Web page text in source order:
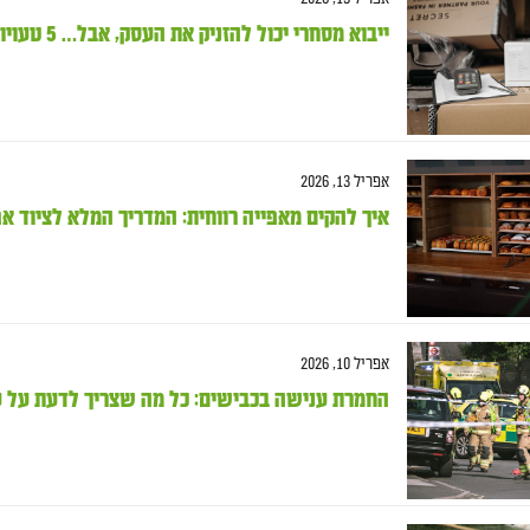
ייבוא מסחרי יכול להזניק את העסק, אבל… 5 טעויות שמעכבות לכם את הסחורה במכס
אפריל 13, 2026
איך להקים מאפייה רווחית: המדריך המלא לציוד
אפריל 10, 2026
החמרת ענישה בכבישים: כל מה שצריך לדעת על